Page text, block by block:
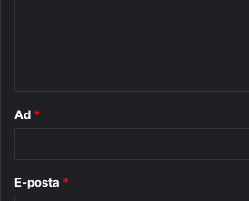
Ad *
E-posta *